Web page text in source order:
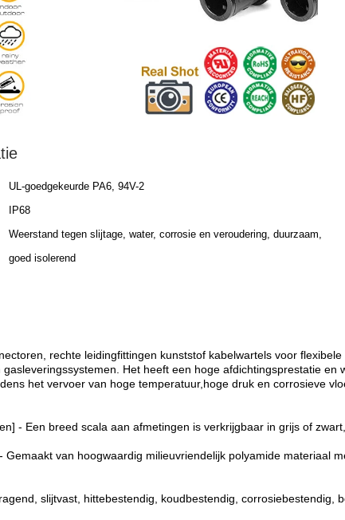
UL-goedgekeurde PA6, 94V-2
IP68
Weerstand tegen slijtage, water, corrosie en veroudering, duurzaam,
goed isolerend
rechte leidingfittingen kunststof kabelwartels voor
Het heeft een hoge afdichtingsprestatie
het vervoer van hoge temperatuur,hoge druk en corrosieve
- Een breed scala aan afmetingen is verkrijgbaar in grijs of
Gemaakt van hoogwaardig milieuvriendelijk polyamide materiaal
slijtvast, hittebestendig, koudbestendig, corrosiebestendig,